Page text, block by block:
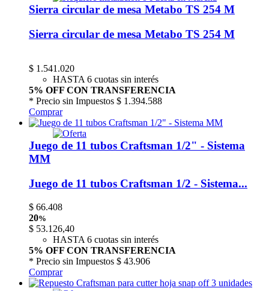
Sierra circular de mesa Metabo TS 254 M
Sierra circular de mesa Metabo TS 254 M
$ 1.541.020
HASTA 6 cuotas sin interés
5% OFF CON TRANSFERENCIA
* Precio sin Impuestos $ 1.394.588
Comprar
Juego de 11 tubos Craftsman 1/2" - Sistema
MM
Juego de 11 tubos Craftsman 1/2 - Sistema...
$ 66.408
20%
$ 53.126,40
HASTA 6 cuotas sin interés
5% OFF CON TRANSFERENCIA
* Precio sin Impuestos $ 43.906
Comprar